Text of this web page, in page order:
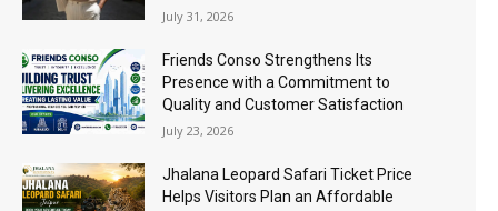
July 31, 2026
Friends Conso Strengthens Its
Presence with a Commitment to
Quality and Customer Satisfaction
July 23, 2026
Jhalana Leopard Safari Ticket Price
Helps Visitors Plan an Affordable